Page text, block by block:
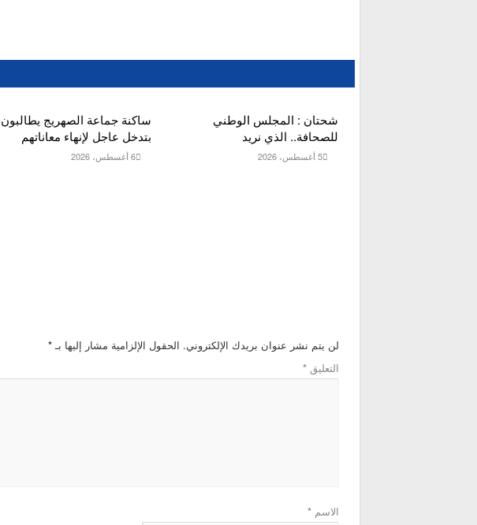
ساكنة جماعة الصهريج يطالبون
بتدخل عاجل لإنهاء معاناتهم
6 أغسطس، 2026
شحتان : المجلس الوطني
للصحافة.. الذي نريد
5 أغسطس، 2026
لن يتم نشر عنوان بريدك الإلكتروني. الحقول الإلزامية مشار إليها بـ*
التعليق*
الاسم*